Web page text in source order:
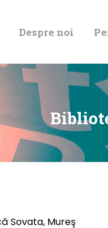
Despre noi
Sovata, Mureş